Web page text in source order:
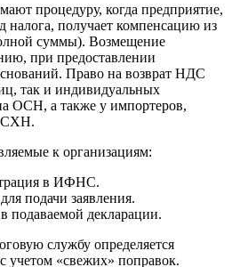
процедуру, когда предприятие,
налога, получает компенсацию из
суммы). Возмещение
при предоставлении
Право на возврат НДС
так и индивидуальных
ОСН, а также у импортеров,
к организациям:
в ИФНС.
подачи заявления.
подаваемой декларации.
службу определяется
«свежих» поправок.